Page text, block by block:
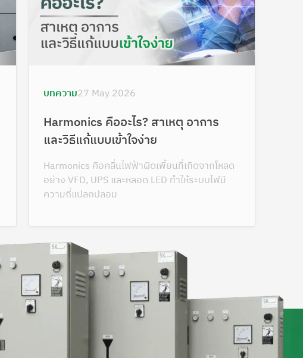
บทความ27 May 2026
Harmonics คืออะไร? สาเหตุ อาการ
และวิธีแก้แบบเข้าใจง่าย
Harmonics คือคลื่นไฟฟ้าผิดเพี้ยนที่เกิดจากโหลด
อย่าง VFD, UPS และหลอด LED ทำให้ระบบไฟมี
ความถี่แปลกปลอม